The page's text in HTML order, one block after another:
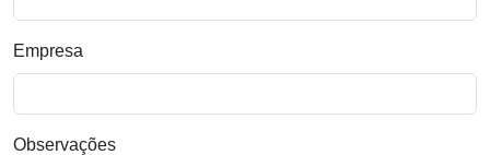
Empresa
Observações